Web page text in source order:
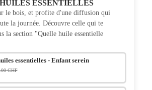
ESSENTIELLES
le bois, et profite d'une diffusion qui
la journée. Découvre celle qui te
la section "Quelle huile essentielle
essentielles - Enfant serein
CHF
initial était : 25.00 CHF.
actuel est : 19.00 CHF.